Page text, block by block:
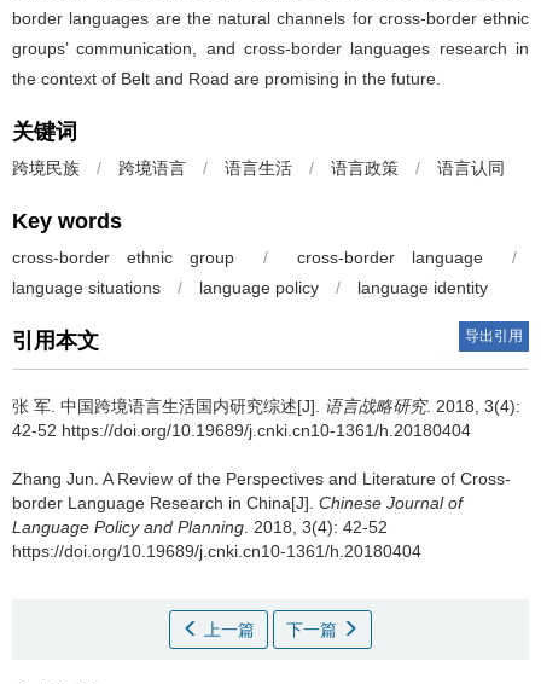
border languages are the natural channels for cross-border ethnic
groups’ communication, and cross-border languages research in
the context of Belt and Road are promising in the future.
关键词
跨境民族 / 跨境语言 / 语言生活 / 语言政策 / 语言认同
Key words
cross-border ethnic group / cross-border language
/
language situations
/ language policy / language identity
引用本文 导出引用
张 军. 中国跨境语言生活国内研究综述[J]. 语言战略研究. 2018, 3(4):
42-52 https://doi.org/10.19689/j.cnki.cn10-1361/h.20180404
Zhang Jun. A Review of the Perspectives and Literature of Cross-
border Language Research in China[J]. Chinese Journal of
Language Policy and Planning . 2018, 3(4): 42-52
https://doi.org/10.19689/j.cnki.cn10-1361/h.20180404
上一篇 下一篇